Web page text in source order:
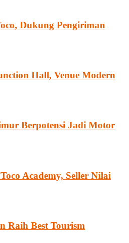
Dukung Pengiriman
Hall, Venue Modern
Berpotensi Jadi Motor
Academy, Seller Nilai
Raih Best Tourism